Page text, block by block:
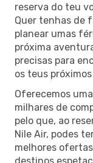
reserva do teu
Quer tenhas de
planear umas
próxima
precisas para
os teus
Oferecemos
milhares de
pelo que, ao
Nile Air, podes
melhores